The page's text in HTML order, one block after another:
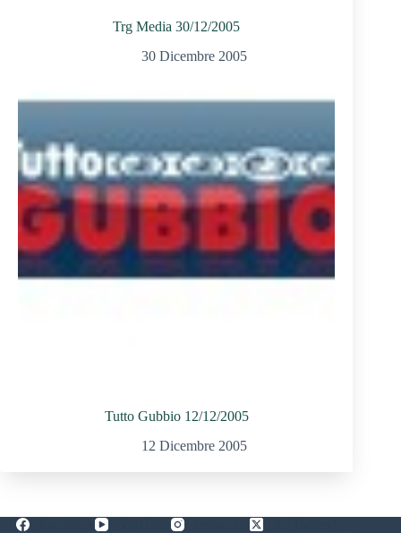
Trg Media 30/12/2005
30 Dicembre 2005
Tutto Gubbio 12/12/2005
12 Dicembre 2005
Facebook